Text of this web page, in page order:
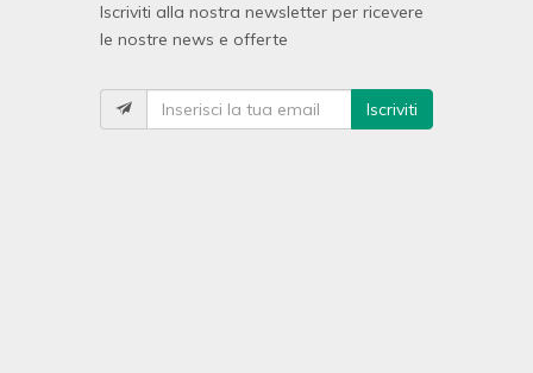
Iscriviti alla nostra newsletter per ricevere
le nostre news e offerte
Iscriviti